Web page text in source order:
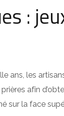
:
ans, les
afin
sur la face